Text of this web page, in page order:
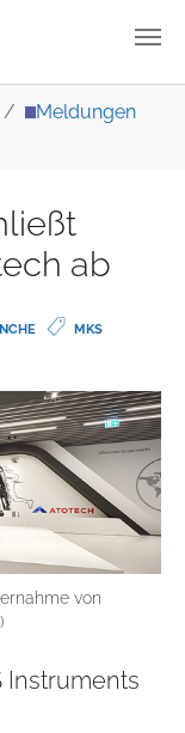
Meldungen
ab
MKS
von
Instruments